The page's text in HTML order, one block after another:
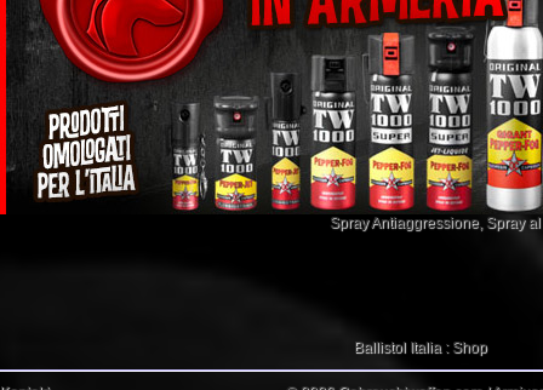
Spray Antiaggressione, Spray
Ballistol Italia : Shop